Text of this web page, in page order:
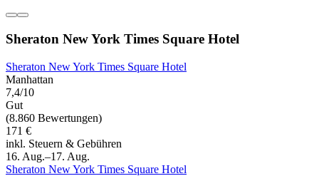
Sheraton New York Times Square Hotel
Sheraton New York Times Square Hotel
Manhattan
7,4/10
Gut
(8.860 Bewertungen)
171 €
inkl. Steuern & Gebühren
16. Aug.–17. Aug.
Sheraton New York Times Square Hotel